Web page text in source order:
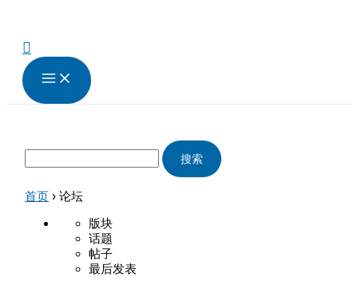
搜
索
首页 › 论坛
版块
话题
帖子
最后发表